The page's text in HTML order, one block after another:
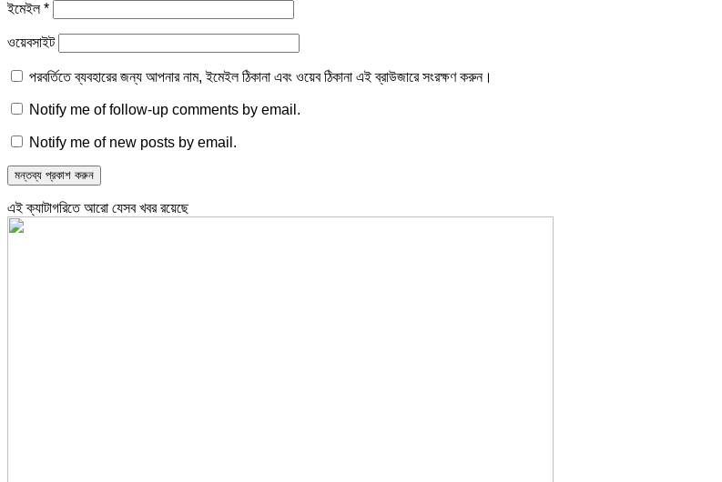
ইমেইল*
ওয়েবসাইট
পরবর্তিতে ব্যবহারের জন্য আপনার নাম, ইমেইল ঠিকানা এবং ওয়েব ঠিকানা এই ব্রাউজারে সংরক্ষণ করুন।
Notify me of follow-up comments by email.
Notify me of new posts by email.
এই ক্যাটাগরিতে আরো যেসব খবর রয়েছে